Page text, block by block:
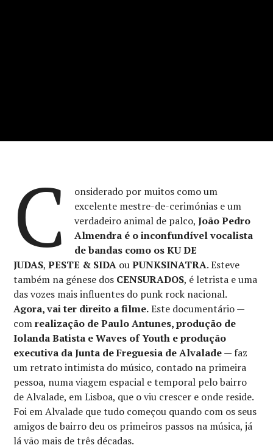
C
onsiderado por muitos como um
excelente mestre-de-cerimónias e um
verdadeiro animal de palco, João Pedro
Almendra é o inconfundível vocalista
de bandas como osKU DE
JUDAS,PESTE & SIDA ouPUNKSINATRA. Esteve
também na génese dos CENSURADOS, é letrista e uma
das vozes mais influentes do punk rock nacional.
Agora, vai ter direito a filme.Este documentário —
comrealização de Paulo Antunes, produção de
Iolanda Batista e Waves of Youth e produção
executiva da Junta de Freguesia de Alvalade— faz
um retrato intimista do músico, contado na primeira
pessoa, numa viagem espacial e temporal pelo bairro
de Alvalade, em Lisboa, que o viu crescer e onde reside.
Foi em Alvalade que tudo começou quando com os seus
amigos de bairro deu os primeiros passos na música, já
lá vão mais de três décadas.